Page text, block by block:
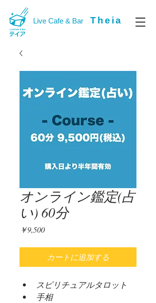
Live Cafe & Bar Theia
オンライン鑑定(占
い) 60分
￥9,500価
カートに追加する
スピリチュアルタロット
手相